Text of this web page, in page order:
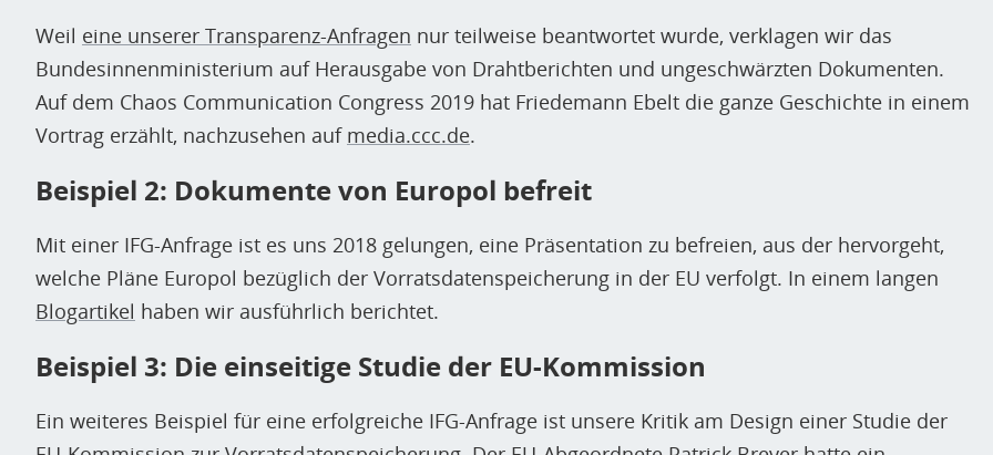
Weil eine unserer Transparenz-Anfragen nur teilweise beantwortet wurde, verklagen wir das
Bundesinnenministerium auf Herausgabe von Drahtberichten und ungeschwärzten Dokumenten.
Auf dem Chaos Communication Congress 2019 hat Friedemann Ebelt die ganze Geschichte in einem
Vortrag erzählt, nachzusehen auf media.ccc.de.
Beispiel 2: Dokumente von Europol befreit
Mit einer IFG-Anfrage ist es uns 2018 gelungen, eine Präsentation zu befreien, aus der hervorgeht,
welche Pläne Europol bezüglich der Vorratsdatenspeicherung in der EU verfolgt. In einem langen
Blogartikel haben wir ausführlich berichtet.
Beispiel 3: Die einseitige Studie der EU-Kommission
Ein weiteres Beispiel für eine erfolgreiche IFG-Anfrage ist unsere Kritik am Design einer Studie der